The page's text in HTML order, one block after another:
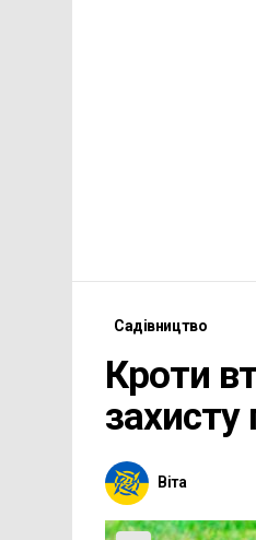
Садівництво
Кроти
Віта